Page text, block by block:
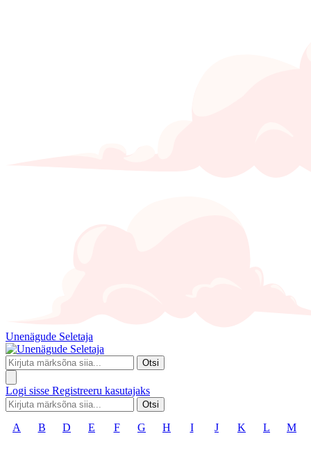
Unenägude Seletaja
Otsi
Logi sisse Registreeru kasutajaks
Otsi
A B D E F G H I J K L M